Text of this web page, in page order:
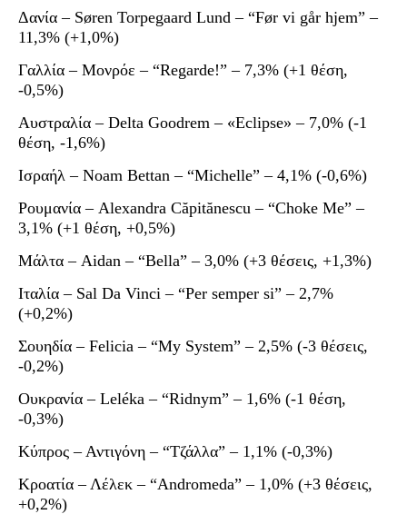
Δανία – Søren Torpegaard Lund – “Før vi går hjem” –
11,3% (+1,0%)
Γαλλία – Μονρόε – “Regarde!” – 7,3% (+1 θέση,
-0,5%)
Αυστραλία – Delta Goodrem – «Eclipse» – 7,0% (-1
θέση, -1,6%)
Ισραήλ – Noam Bettan – “Michelle” – 4,1% (-0,6%)
Ρουμανία – Alexandra Căpitănescu – “Choke Me” –
3,1% (+1 θέση, +0,5%)
Μάλτα – Aidan – “Bella” – 3,0% (+3 θέσεις, +1,3%)
Ιταλία – Sal Da Vinci – “Per semper si” – 2,7%
(+0,2%)
Σουηδία – Felicia – “My System” – 2,5% (-3 θέσεις,
-0,2%)
Ουκρανία – Leléka – “Ridnym” – 1,6% (-1 θέση,
-0,3%)
Κύπρος – Αντιγόνη – “Τζάλλα” – 1,1% (-0,3%)
Κροατία – Λέλεκ – “Andromeda” – 1,0% (+3 θέσεις,
+0,2%)